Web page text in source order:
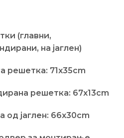
(главни,
на јаглен)
решетка: 71x35cm
решетка: 67x13cm
јаглен: 66x30cm